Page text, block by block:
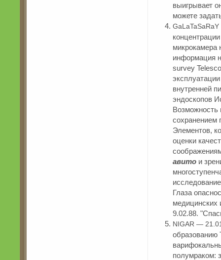
выигрывает
можете
микрокамера
информация
survey
внутренней
эндоскопов
Возможность
сохранением
Элементов,
оценки
авито и
Глаза
медицинских
9.02.88.
NIGAR —
образованию
полумраком: